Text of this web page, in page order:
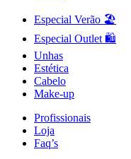
Especial Verão 🏖️
Especial Outlet 🛍️
Unhas
Estética
Cabelo
Make-up
Profissionais
Loja
Faq’s